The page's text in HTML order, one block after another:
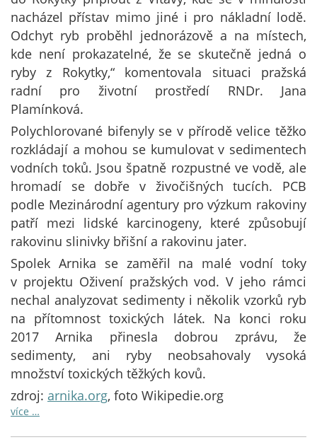
nacházel přístav mimo jiné i pro nákladní lodě.
Odchyt ryb proběhl jednorázově a na místech,
kde není prokazatelné, že se skutečně jedná o
ryby z Rokytky,“ komentovala situaci pražská
radní pro životní prostředí RNDr. Jana
Plamínková.
Polychlorované bifenyly se v přírodě velice těžko
rozkládají a mohou se kumulovat v sedimentech
vodních toků. Jsou špatně rozpustné ve vodě, ale
hromadí se dobře v živočišných tucích. PCB
podle Mezinárodní agentury pro výzkum rakoviny
patří mezi lidské karcinogeny, které způsobují
rakovinu slinivky břišní a rakovinu jater.
Spolek Arnika se zaměřil na malé vodní toky
v projektu Oživení pražských vod. V jeho rámci
nechal analyzovat sedimenty i několik vzorků ryb
na přítomnost toxických látek. Na konci roku
2017 Arnika přinesla dobrou zprávu, že
sedimenty, ani ryby neobsahovaly vysoká
množství toxických těžkých kovů.
zdroj: arnika.org, foto Wikipedie.org
více …